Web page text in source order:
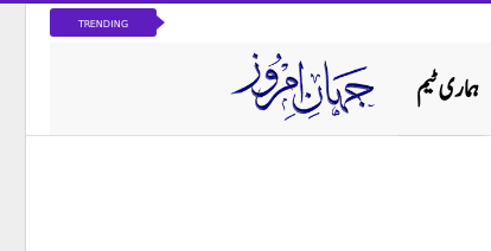
TRENDING
ہماری ٹیم